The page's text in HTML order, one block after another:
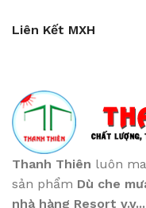
Liên Kết MXH
Thanh Thiên luôn
sản phẩm Dù che
nhà hàng Resort v.v...